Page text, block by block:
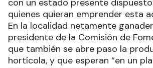
con un estado presente
quienes quieran emprender esta
En la localidad netamente
presidente de la Comisión de
que también se abre paso la
hortícola, y que esperan “en un